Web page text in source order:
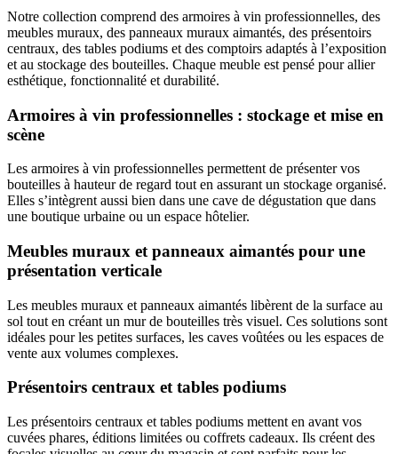
Notre collection comprend des armoires à vin professionnelles, des
meubles muraux, des panneaux muraux aimantés, des présentoirs
centraux, des tables podiums et des comptoirs adaptés à l’exposition
et au stockage des bouteilles. Chaque meuble est pensé pour allier
esthétique, fonctionnalité et durabilité.
Armoires à vin professionnelles : stockage et mise en
scène
Les armoires à vin professionnelles permettent de présenter vos
bouteilles à hauteur de regard tout en assurant un stockage organisé.
Elles s’intègrent aussi bien dans une cave de dégustation que dans
une boutique urbaine ou un espace hôtelier.
Meubles muraux et panneaux aimantés pour une
présentation verticale
Les meubles muraux et panneaux aimantés libèrent de la surface au
sol tout en créant un mur de bouteilles très visuel. Ces solutions sont
idéales pour les petites surfaces, les caves voûtées ou les espaces de
vente aux volumes complexes.
Présentoirs centraux et tables podiums
Les présentoirs centraux et tables podiums mettent en avant vos
cuvées phares, éditions limitées ou coffrets cadeaux. Ils créent des